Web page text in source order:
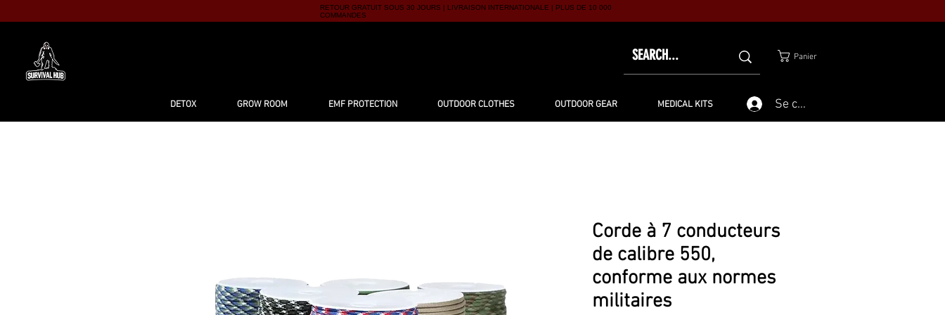
RETOUR GRATUIT SOUS 30 JOURS | LIVRAISON INTERNATIONALE | PLUS DE 10 000
COMMANDES
Panier
DETOX GROW ROOM EMF PROTECTION OUTDOOR CLOTHES OUTDOOR GEAR MEDICAL KITS Se connecter
Corde à 7 conducteurs
de calibre 550,
conforme aux normes
militaires